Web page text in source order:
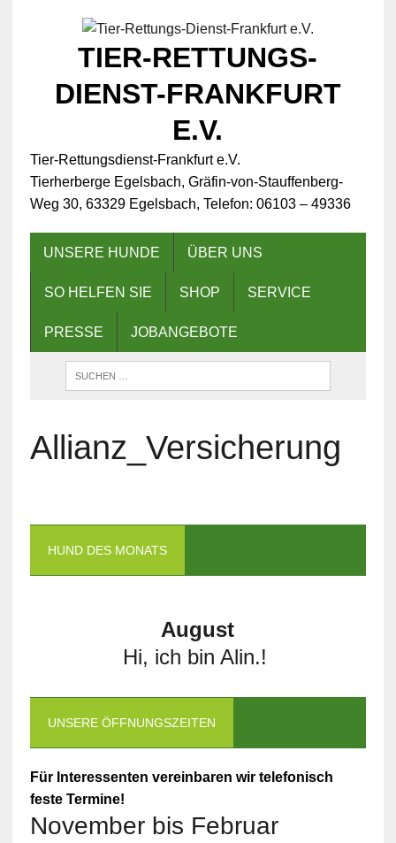
TIER-RETTUNGS-
DIENST-FRANKFURT
E.V.
Tier-Rettungsdienst-Frankfurt e.V.
Tierherberge Egelsbach, Gräfin-von-Stauffenberg-
Weg 30, 63329 Egelsbach, Telefon: 06103 – 49336
UNSERE HUNDE ÜBER UNS
SO HELFEN SIE SHOP SERVICE
PRESSE JOBANGEBOTE
Allianz_Versicherung
HUND DES MONATS
August
Hi, ich bin Alin.!
UNSERE ÖFFNUNGSZEITEN
Für Interessenten vereinbaren wir telefonisch
feste Termine!
November bis Februar